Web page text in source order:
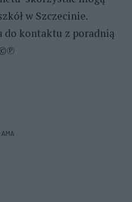
w Szczecinie.
do kontaktu z poradnią
©℗